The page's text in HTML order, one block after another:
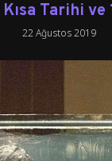
Kısa Tarihi
22 Ağustos 2019